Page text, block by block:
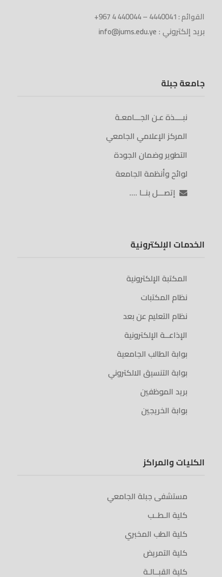
القوائم : 4440041 – 440044 4 967+
بريد إلكتروني : info@jums.edu.ye
جامعة جبلة
نبــــذة عـن الجـــامعـة
المركز الإعلامي الجامعي
التطوير وضمان الجودة
لوائح وأنظمة الجامعة
إتصـــل بنــا ….
الخدمات الإلكترونية
المكتبة الإلكترونية
نظام المكتبات
نظام التعليم عن بعد
الإذاعــة الإلكترونية
بوابة الطالب الجامعية
بوابة التنسيق الالكتروني
بريد الموظفين
بوابة الخريجين
الكليات والمراكز
مستشفى جبلة الجامعي
كلية الـطــب
كلية الطب المخبري
كلية التمريض
كلية القبــالـة